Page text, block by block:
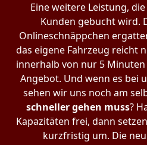
Eine weitere Leistung,
Kunden gebucht wird.
Onlineschnäppchen
das eigene Fahrzeug reicht
innerhalb von nur 5
Angebot. Und wenn es bei
sehen wir uns noch am
schneller gehen muss?
Kapazitäten frei, dann
kurzfristig um. Die